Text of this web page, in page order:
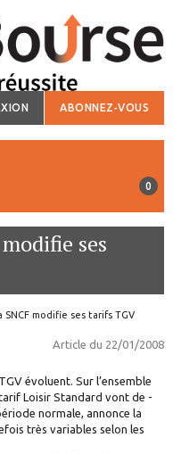
ABONNEZ-VOUS
0
ses
SNCF modifie ses tarifs TGV
Article du 22/01/2008
évoluent. Sur l’ensemble
Loisir Standard vont de -
normale, annonce la
très variables selon les